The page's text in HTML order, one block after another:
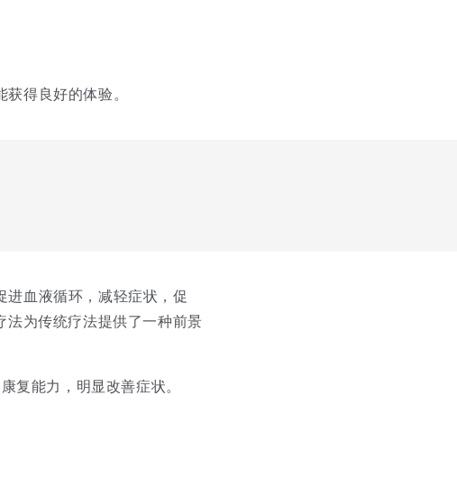
得良好的体验。
血液循环，减轻症状，促
为传统疗法提供了一种前景
复能力，明显改善症状。